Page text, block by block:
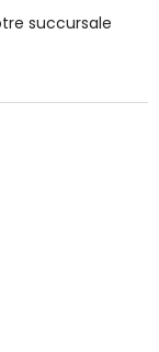
succursale